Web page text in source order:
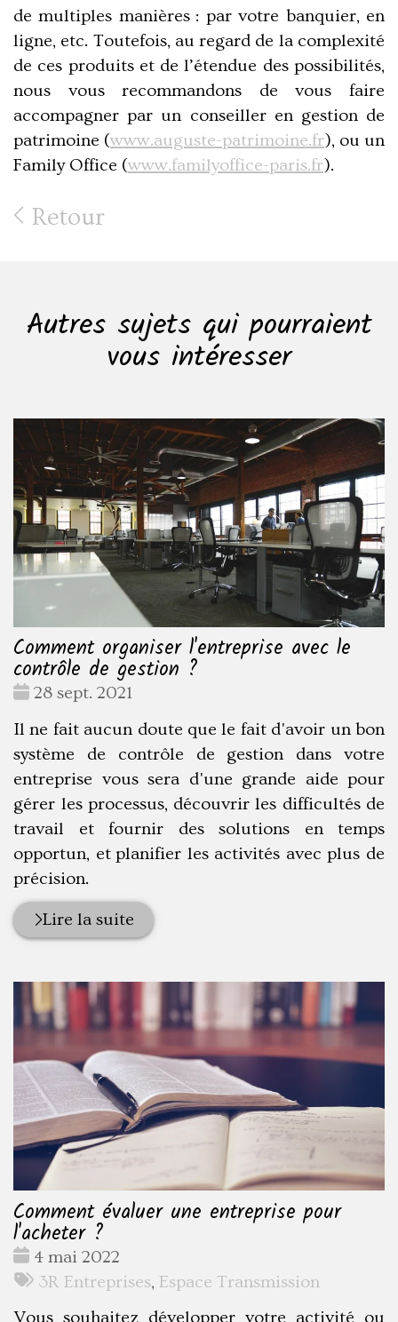
de multiples manières : par votre banquier, en
ligne, etc. Toutefois, au regard de la complexité
de ces produits et de l’étendue des possibilités,
nous vous recommandons de vous faire
accompagner par un conseiller en gestion de
patrimoine (www.auguste-patrimoine.fr), ou un
Family Office (www.familyoffice-paris.fr).
Retour
Autres sujets qui pourraient
vous intéresser
Comment organiser l'entreprise avec le
contrôle de gestion ?
Date
28 sept. 2021
Il ne fait aucun doute que le fait d'avoir un bon
système de contrôle de gestion dans votre
entreprise vous sera d'une grande aide pour
gérer les processus, découvrir les difficultés de
travail et fournir des solutions en temps
opportun, et planifier les activités avec plus de
précision.
Lire la suite
Comment évaluer une entreprise pour
l'acheter ?
Date
:
4 mai 2022
Tags
3R Entreprises, Espace Transmission
Vous souhaitez développer votre activité ou